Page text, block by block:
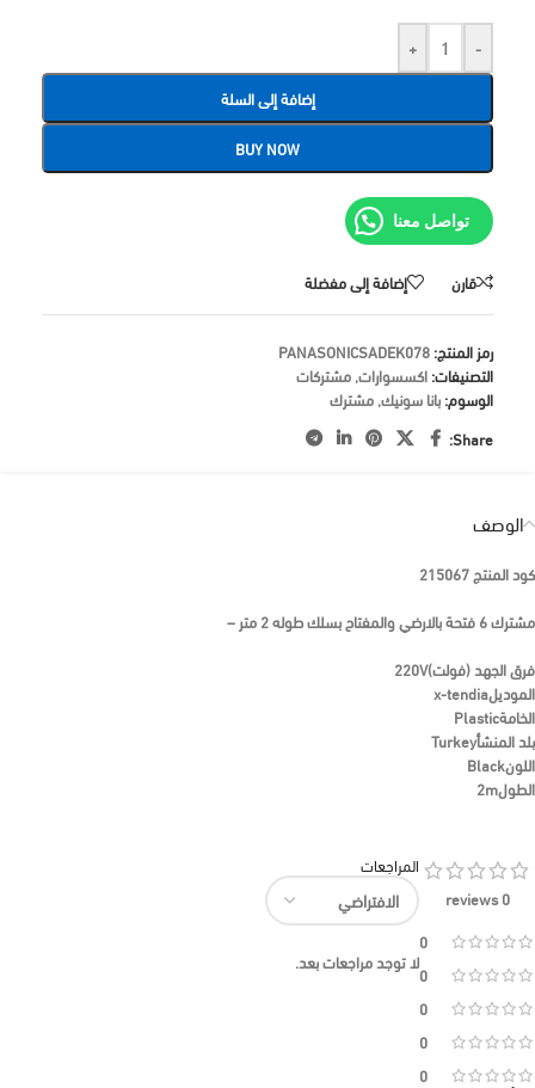
-
+
إضافة إلى السلة
BUY NOW
تواصل معنا
قارن إضافة إلى مفضلة
رمز المنتج:PANASONICSADEK078
التصنيفات:اكسسوارات,مشتركات
الوسوم:بانا سونيك,مشترك
Share:
الوصف
كود المنتج215067
مشترك 6 فتحة بالارضي والمفتاح بسلك طوله 2 متر –
فرق الجهد (فولت)220V
الموديلx-tendia
الخامةPlastic
بلد المنشأTurkey
اللونBlack
الطول2m
0 reviews
0
0
0
0
0
المراجعات
لا توجد مراجعات بعد.